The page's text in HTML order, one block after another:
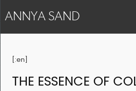
ANNYA SAND
[:en]
THE ESSENCE OF